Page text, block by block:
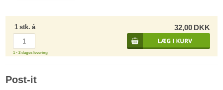
1 stk. á 32,00 DKK
1 - 2 dages levering
Post-it